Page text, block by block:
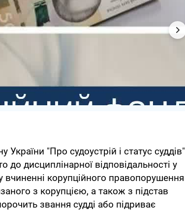
України "Про судоустрій і статус суддів"
дисциплінарної відповідальності у
корупційного правопорушення
з корупцією, а також з підстав
звання судді або підриває